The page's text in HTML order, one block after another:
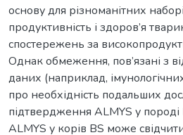
основу для різноманітних
продуктивність і здоров’я
спостережень за
Однак обмеження, пов’язані з
даних (наприклад,
про необхідність подальших
підтвердження ALMYS у
ALMYS у корів BS може